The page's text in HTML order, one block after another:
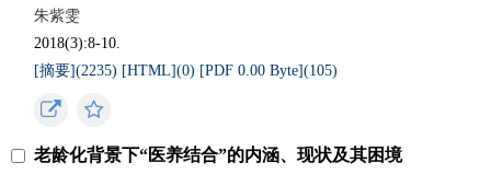
朱紫雯
2018(3):8-10.
[摘要](2235) [HTML](0) [PDF 0.00 Byte](105)
老龄化背景下“医养结合”的内涵、现状及其困境